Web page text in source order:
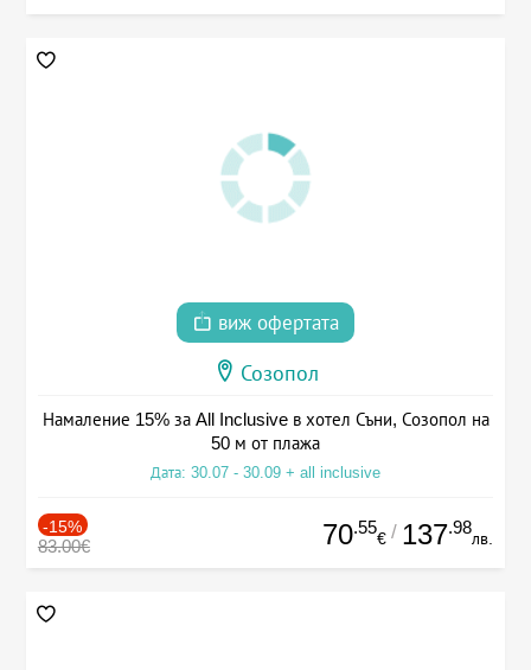
виж офертата
Созопол
Намаление 15% за All Inclusive в хотел Съни, Созопол на
50 м от плажа
Дата: 30.07 - 30.09 + all inclusive
-15%
83.00€ 70.55
€ / 137.98
лв.